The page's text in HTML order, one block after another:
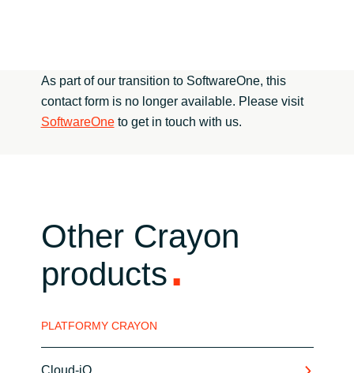
As part of our transition to SoftwareOne, this
contact form is no longer available. Please visit
SoftwareOneto get in touch with us.
Other Crayon
products
PLATFORMY CRAYON